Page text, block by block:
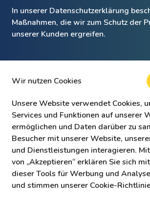
In unserer Datenschutzerklärung
Maßnahmen, die wir zum Schutz der
unserer Kunden ergreifen.
Wir nutzen Cookies
Unsere Website verwendet Cookies,
Services und Funktionen auf unserer
ermöglichen und Daten darüber zu
Besucher mit unserer Website,
und Dienstleistungen interagieren.
von „Akzeptieren“ erklären Sie sich
dieser Tools für Werbung und
und stimmen unserer Cookie-